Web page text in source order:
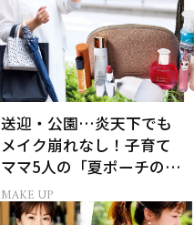
送迎・公園…炎天下でも
メイク崩れなし！子育て
ママ5人の「夏ポーチの中
身」
MAKE UP